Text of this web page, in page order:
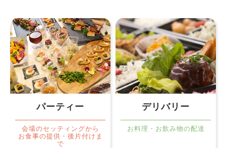
パーティー
会場のセッティングから
お食事の提供・後片付けま
で
デリバリー
お料理・お飲み物の配達